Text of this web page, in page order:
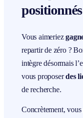
Vous aimeriez
repartir de zéro ?
intègre désormais
vous proposerdes
de recherche.
Concrètement, vous